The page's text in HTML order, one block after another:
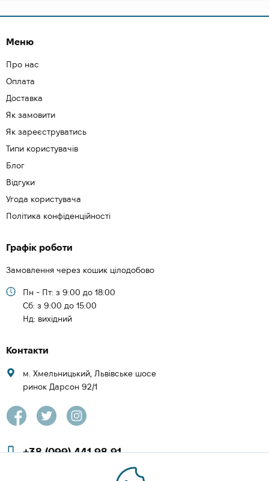
Меню
Про нас
Оплата
Доставка
Як замовити
Як зареєструватись
Типи користувачів
Блог
Відгуки
Угода користувача
Політика конфіденційності
Графік роботи
Замовлення через кошик цілодобово
Пн - Пт: з 9:00 до 18:00
Cб: з 9:00 до 15:00
Нд: вихідний
Контакти
м. Хмельницький, Львівське шосе
ринок Дарсон 92/1
+38 (099) 441 98 91
+38 (097) 423 08 00